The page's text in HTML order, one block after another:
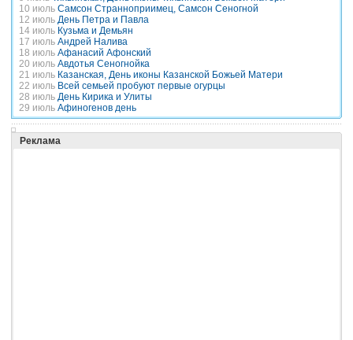
10 июль Самсон Странноприимец, Самсон Сеногной
12 июль День Петра и Павла
14 июль Кузьма и Демьян
17 июль Андрей Налива
18 июль Афанасий Афонский
20 июль Авдотья Сеногнойка
21 июль Казанская, День иконы Казанской Божьей Матери
22 июль Всей семьей пробуют первые огурцы
28 июль День Кирика и Улиты
29 июль Афиногенов день
Реклама